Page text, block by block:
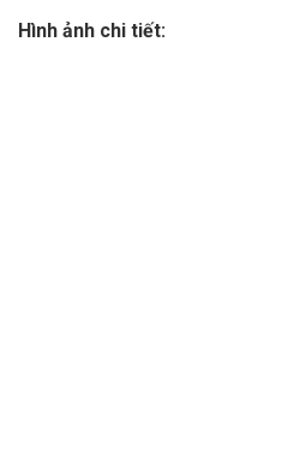
Hình ảnh chi tiết: